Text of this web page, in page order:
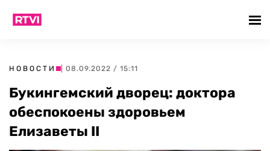
НОВОСТИ | 08.09.2022 / 15:11
Букингемский дворец: доктора
обеспокоены здоровьем
Елизаветы II